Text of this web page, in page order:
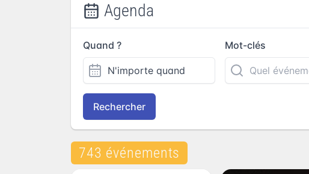
Agenda
Quand ? Mot-clés
Rechercher
743 événements